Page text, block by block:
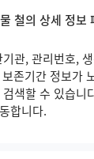
철의 상세 정보
관, 관리번호,
존기간 정보가
색할 수 있습니
합니다.